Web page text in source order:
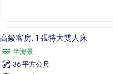
張
特
大
雙
人
套
房,
1
特
大
雙
顯
示
高
級
17
高級客房, 1 張特大雙人床
半海景
36 平方公尺